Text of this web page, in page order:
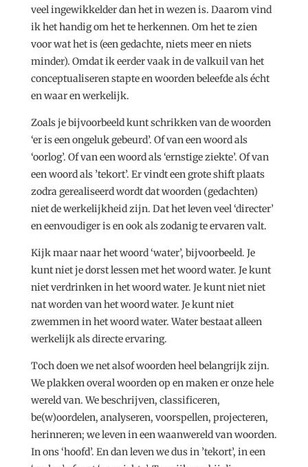
veel ingewikkelder dan het in wezen is. Daarom vind
ik het handig om het te herkennen. Om het te zien
voor wat het is (een gedachte, niets meer en niets
minder). Omdat ik eerder vaak in de valkuil van het
conceptualiseren stapte en woorden beleefde als écht
en waar en werkelijk.
Zoals je bijvoorbeeld kunt schrikken van de woorden
‘er is een ongeluk gebeurd’. Of van een woord als
‘oorlog’. Of van een woord als ‘ernstige ziekte’. Of van
een woord als ’tekort’. Er vindt een grote shift plaats
zodra gerealiseerd wordt dat woorden (gedachten)
niet de werkelijkheid zijn. Dat het leven veel ‘directer’
en eenvoudiger is en ook als zodanig te ervaren valt.
Kijk maar naar het woord ‘water’, bijvoorbeeld. Je
kunt niet je dorst lessen met het woord water. Je kunt
niet verdrinken in het woord water. Je kunt niet niet
nat worden van het woord water. Je kunt niet
zwemmen in het woord water. Water bestaat alleen
werkelijk als directe ervaring.
Toch doen we net alsof woorden heel belangrijk zijn.
We plakken overal woorden op en maken er onze hele
wereld van. We beschrijven, classificeren,
be(w)oordelen, analyseren, voorspellen, projecteren,
herinneren; we leven in een waanwereld van woorden.
In ons ‘hoofd’. En dan leven we dus in ’tekort’, in een